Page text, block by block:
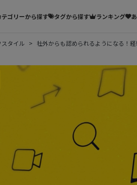
テゴリーから探す タグから探す ランキング
スタイル 社外からも認められるようになる！